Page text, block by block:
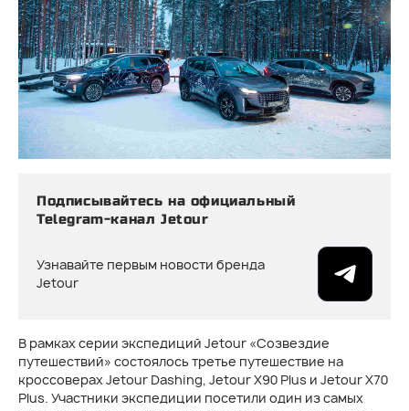
Подписывайтесь на официальный
Telegram-канал Jetour
Узнавайте первым новости бренда
Jetour
В рамках серии экспедиций Jetour «Созвездие
путешествий» состоялось третье путешествие на
кроссоверах Jetour Dashing, Jetour X90 Plus и Jetour X70
Plus. Участники экспедиции посетили один из самых